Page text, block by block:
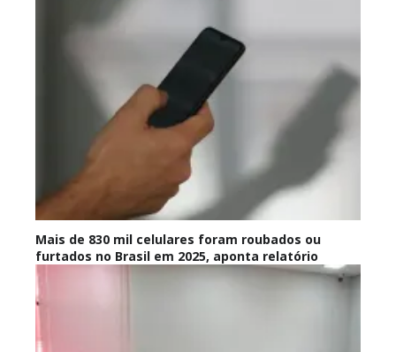
Mais de 830 mil celulares foram roubados ou
furtados no Brasil em 2025, aponta relatório